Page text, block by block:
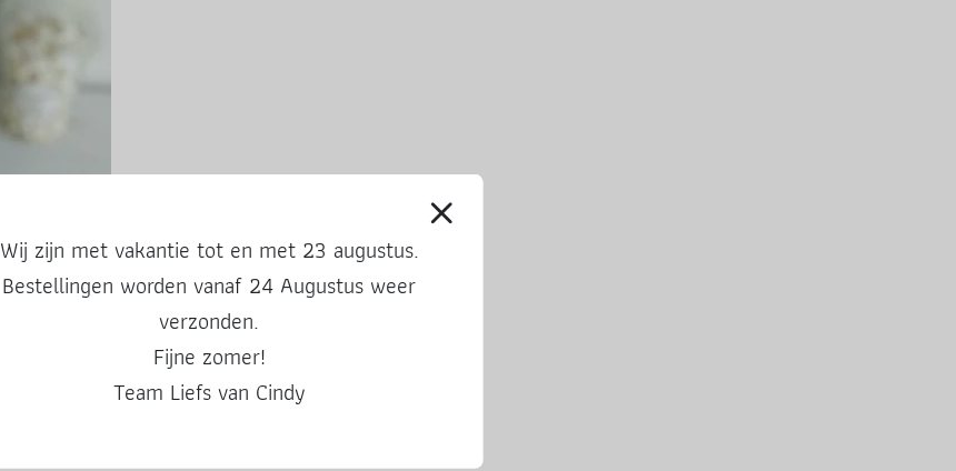
Deel deze post
Wij zijn met vakantie tot en met 23 augustus.
Bestellingen worden vanaf 24 Augustus weer
verzonden.
Fijne zomer!
Team Liefs van Cindy